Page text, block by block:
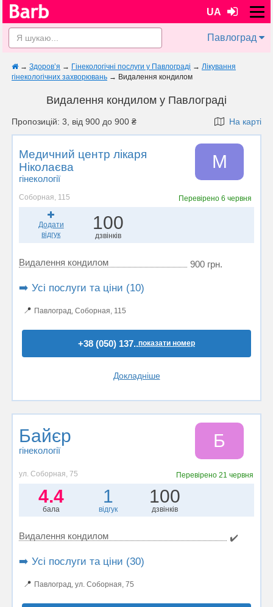
UA
Павлоград
→ Здоров’я → Гінекологічні послуги у Павлограді → Лікування
гінекологічних захворювань → Видалення кондилом
Видалення кондилом у Павлограді
Пропозицій: 3, від 900 до 900 ₴ На карті
Медичний центр лікаря
Ніколаєва
гінекології
М
Соборная, 115 Перевірено 6 червня
Додати
відгук
100
дзвінків
Видалення кондилом 900 грн.
➡️ Усі послуги та ціни (10)
📍 Павлоград, Соборная, 115
+38 (050) 137..показати номер
Докладніше
Байєр
гінекології Б
ул. Соборная, 75 Перевірено21 червня
4.4
бала
1
відгук
100
дзвінків
Видалення кондилом ✔️
➡️ Усі послуги та ціни (30)
📍 Павлоград, ул. Соборная, 75